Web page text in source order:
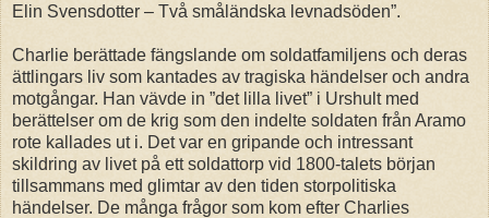
Elin Svensdotter – Två småländska levnadsöden”.
Charlie berättade fängslande om soldatfamiljens och deras
ättlingars liv som kantades av tragiska händelser och andra
motgångar. Han vävde in ”det lilla livet” i Urshult med
berättelser om de krig som den indelte soldaten från Aramo
rote kallades ut i. Det var en gripande och intressant
skildring av livet på ett soldattorp vid 1800-talets början
tillsammans med glimtar av den tiden storpolitiska
händelser. De många frågor som kom efter Charlies